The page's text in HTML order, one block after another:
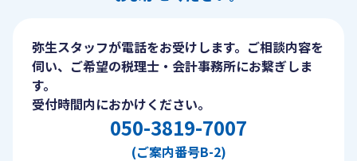
弥生スタッフが電話をお受けします。ご相談内容を
伺い、ご希望の税理士・会計事務所にお繋ぎしま
す。
受付時間内におかけください。
050-3819-7007
(ご案内番号B-2)